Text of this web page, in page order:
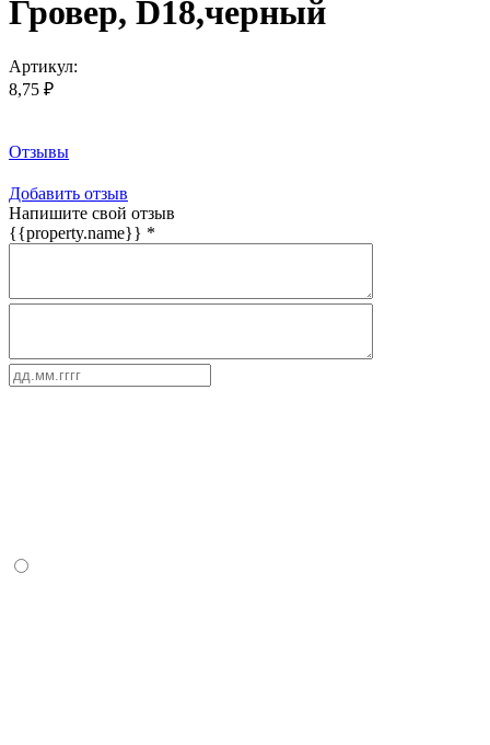
Гровер, D18,черный
Артикул:
8,75 ₽
Отзывы
Добавить отзыв
Напишите свой отзыв
{{property.name}} *